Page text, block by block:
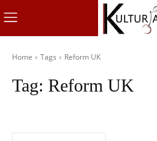
Home Tags Reform UK
Tag: Reform UK